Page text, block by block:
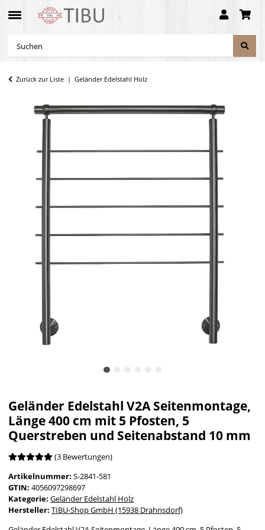
Zurück zur Liste Geländer Edelstahl Holz
Geländer Edelstahl V2A Seitenmontage,
Länge 400 cm mit 5 Pfosten, 5
Querstreben und Seitenabstand 10 mm
(3 Bewertungen)
Artikelnummer: S-2841-581
GTIN: 4056097298697
Kategorie: Geländer Edelstahl Holz
Hersteller: TIBU-Shop GmbH (15938 Drahnsdorf)